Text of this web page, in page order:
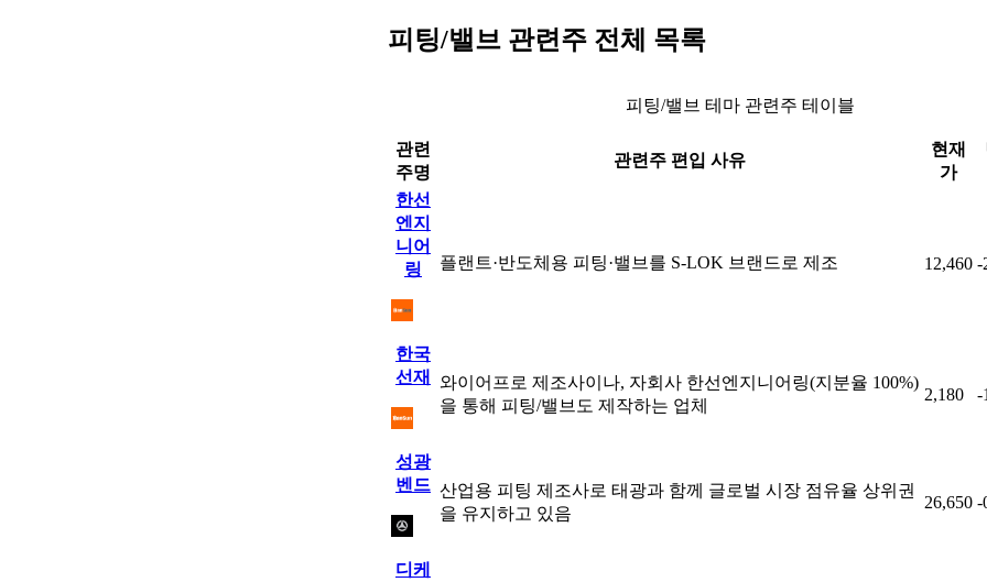
피팅/밸브 관련주 전체 목록
피팅/밸브 테마 관련주 테이블
관련
주명
관련주 편입 사유
현재
가
한선
엔지
니어
링
플랜트·반도체용 피팅·밸브를 S-LOK 브랜드로 제조 12,460 -
한국
선재
와이어프로 제조사이나, 자회사 한선엔지니어링(지분율 100%)
을 통해 피팅/밸브도 제작하는 업체
2,180 -
성광
벤드 산업용 피팅 제조사로 태광과 함께 글로벌 시장 점유율 상위권
을 유지하고 있음
26,650 -
디케